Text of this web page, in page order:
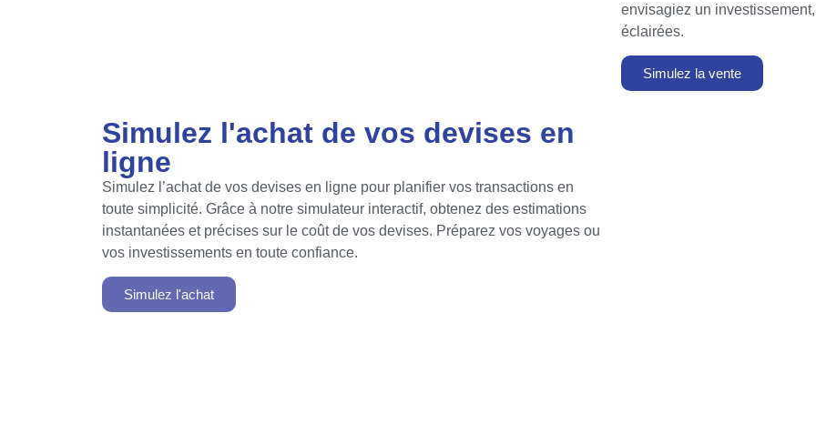
envisagiez un
éclairées.
Simulez la vente
Simulez l'achat de vos devises en
ligne
Simulez l’achat de vos devises en ligne pour planifier vos transactions en
toute simplicité. Grâce à notre simulateur interactif, obtenez des estimations
instantanées et précises sur le coût de vos devises. Préparez vos voyages ou
vos investissements en toute confiance.
Simulez l'achat